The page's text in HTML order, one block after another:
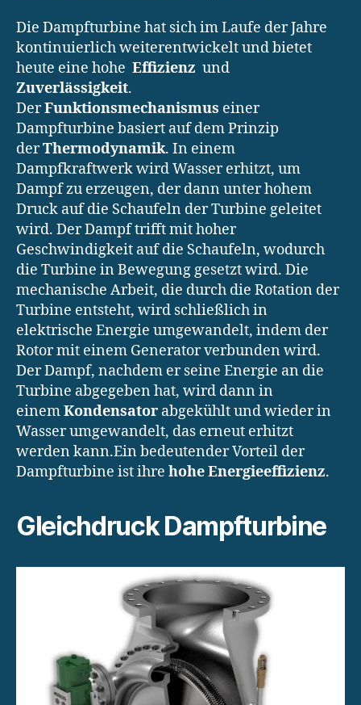
Die Dampfturbine hat sich im Laufe der Jahre
kontinuierlich weiterentwickelt und bietet
heute eine hohe Effizienz und
Zuverlässigkeit.
DerFunktionsmechanismus einer
Dampfturbine basiert auf dem Prinzip
derThermodynamik. In einem
Dampfkraftwerk wird Wasser erhitzt, um
Dampf zu erzeugen, der dann unter hohem
Druck auf die Schaufeln der Turbine geleitet
wird. Der Dampf trifft mit hoher
Geschwindigkeit auf die Schaufeln, wodurch
die Turbine in Bewegung gesetzt wird. Die
mechanische Arbeit, die durch die Rotation der
Turbine entsteht, wird schließlich in
elektrische Energie umgewandelt, indem der
Rotor mit einem Generator verbunden wird.
Der Dampf, nachdem er seine Energie an die
Turbine abgegeben hat, wird dann in
einemKondensator abgekühlt und wieder in
Wasser umgewandelt, das erneut erhitzt
werden kann.Ein bedeutender Vorteil der
Dampfturbine ist ihre hohe Energieeffizienz.
Gleichdruck Dampfturbine